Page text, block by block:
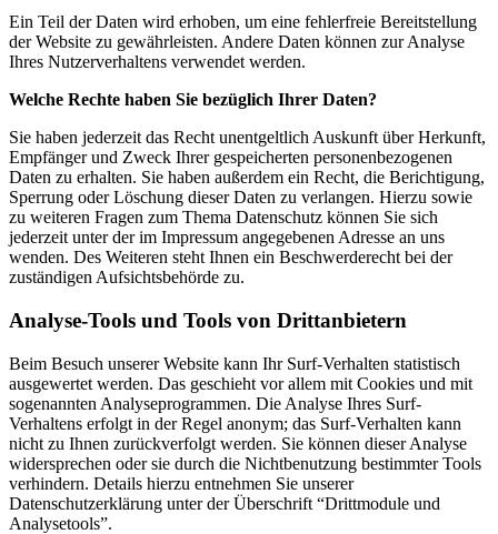
Ein Teil der Daten wird erhoben, um eine fehlerfreie Bereitstellung
der Website zu gewährleisten. Andere Daten können zur Analyse
Ihres Nutzerverhaltens verwendet werden.
Welche Rechte haben Sie bezüglich Ihrer Daten?
Sie haben jederzeit das Recht unentgeltlich Auskunft über Herkunft,
Empfänger und Zweck Ihrer gespeicherten personenbezogenen
Daten zu erhalten. Sie haben außerdem ein Recht, die Berichtigung,
Sperrung oder Löschung dieser Daten zu verlangen. Hierzu sowie
zu weiteren Fragen zum Thema Datenschutz können Sie sich
jederzeit unter der im Impressum angegebenen Adresse an uns
wenden. Des Weiteren steht Ihnen ein Beschwerderecht bei der
zuständigen Aufsichtsbehörde zu.
Analyse-Tools und Tools von Drittanbietern
Beim Besuch unserer Website kann Ihr Surf-Verhalten statistisch
ausgewertet werden. Das geschieht vor allem mit Cookies und mit
sogenannten Analyseprogrammen. Die Analyse Ihres Surf-
Verhaltens erfolgt in der Regel anonym; das Surf-Verhalten kann
nicht zu Ihnen zurückverfolgt werden. Sie können dieser Analyse
widersprechen oder sie durch die Nichtbenutzung bestimmter Tools
verhindern. Details hierzu entnehmen Sie unserer
Datenschutzerklärung unter der Überschrift “Drittmodule und
Analysetools”.